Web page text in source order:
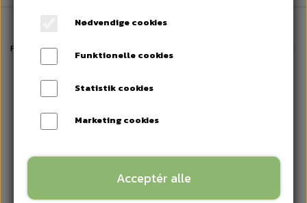
Forside KLUDE / MOPPER
Nødvendige cookies
Funktionelle cookies
Statistik cookies
Marketing cookies
Acceptér alle